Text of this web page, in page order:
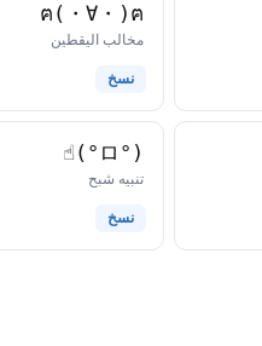
ฅ(・∀・)ฅ
مخالب اليقطين
نسخ
(°ロ°)☝
تنبيه شبح
نسخ